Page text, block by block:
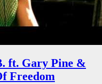
ft. Gary Pine &
Freedom